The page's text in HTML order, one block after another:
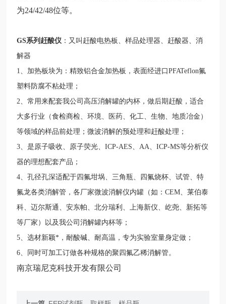
为24/42/48位等。
GS系列赶酸仪 ：又叫赶酸电热板、样品处理器、赶酸器、消
解器
1、加热板块为：精致铝合金加热板，表面经进口PFATeflon氟
塑料防腐不粘处理；
2、常用来配套我公司高压消解罐的内杯，做后期赶酸，适合
大多行业（食检商检、环境、医药、化工、生物、地质冶金）
等领域的样品前处理；微波消解的预处理和赶酸处理；
3、是原子吸收、原子荧光、ICP-AES、AA、ICP-MS等分析仪
器的理想配套产品；
4、孔径孔深适配于四氟坩埚、三角瓶、四氟烧杯、试管、特
氟龙各类消解管，各厂家微波消解仪内罐（如：CEM、莱伯泰
科、迈尔斯通、安东帕、北分瑞利、上海新仪、屹尧、新拓等
等厂家）以及我公司消解罐内杯等；
5、选材新颖*，耐酸碱、耐高温，专为实验室量身定做；
6、同时可加工订做各种规格的聚四氟乙稀消解管 。
南京瑞尼克科技开发有限公司